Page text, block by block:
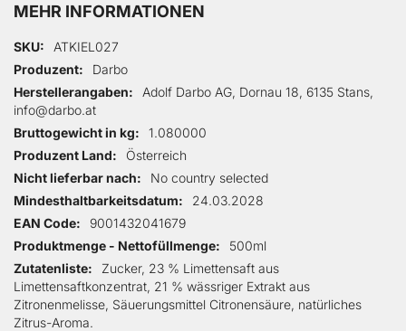
MEHR INFORMATIONEN
Mehr Informationen
SKU
ATKIEL027
Produzent
Darbo
Herstellerangaben
Adolf Darbo AG, Dornau 18, 6135 Stans,
info@darbo.at
Bruttogewicht in kg
1.080000
Produzent Land
Österreich
Nicht lieferbar nach
No country selected
Mindesthaltbarkeitsdatum
24.03.2028
EAN Code
9001432041679
Produktmenge - Nettofüllmenge
500ml
Zutatenliste
Zucker, 23 % Limettensaft aus
Limettensaftkonzentrat, 21 % wässriger Extrakt aus
Zitronenmelisse, Säuerungsmittel Citronensäure, natürliches
Zitrus-Aroma.